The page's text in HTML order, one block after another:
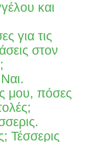
και
για τις
στον
μου, πόσες
Τέσσερις